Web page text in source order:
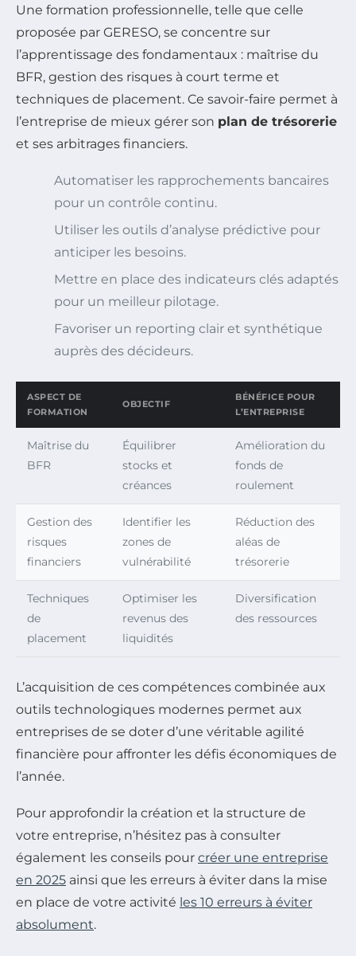
Une formation professionnelle, telle que celle
proposée par GERESO, se concentre sur
l’apprentissage des fondamentaux : maîtrise du
BFR, gestion des risques à court terme et
techniques de placement. Ce savoir-faire permet à
l’entreprise de mieux gérer son plan de trésorerie
et ses arbitrages financiers.
Automatiser les rapprochements bancaires
pour un contrôle continu.
Utiliser les outils d’analyse prédictive pour
anticiper les besoins.
Mettre en place des indicateurs clés adaptés
pour un meilleur pilotage.
Favoriser un reporting clair et synthétique
auprès des décideurs.
ASPECT DE
FORMATION
OBJECTIF
BÉNÉFICE POUR
L’ENTREPRISE
Maîtrise du
BFR
Équilibrer
stocks et
créances
Amélioration du
fonds de
roulement
Gestion des
risques
financiers
Identifier les
zones de
vulnérabilité
Réduction des
aléas de
trésorerie
Techniques
de
placement
Optimiser les
revenus des
liquidités
Diversification
des ressources
L’acquisition de ces compétences combinée aux
outils technologiques modernes permet aux
entreprises de se doter d’une véritable agilité
financière pour affronter les défis économiques de
l’année.
Pour approfondir la création et la structure de
votre entreprise, n’hésitez pas à consulter
également les conseils pour créer une entreprise
en 2025 ainsi que les erreurs à éviter dans la mise
en place de votre activité les 10 erreurs à éviter
absolument.